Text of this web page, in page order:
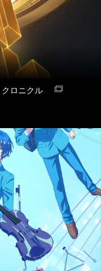
クロニクル